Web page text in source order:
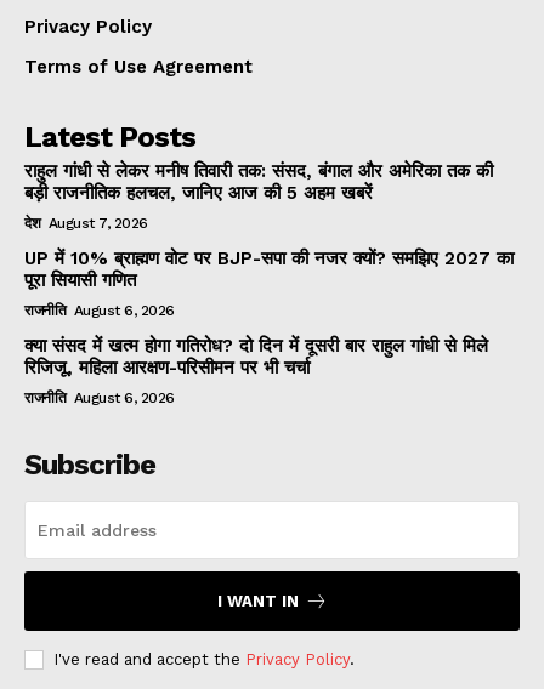
Privacy Policy
Terms of Use Agreement
Latest Posts
राहुल गांधी से लेकर मनीष तिवारी तक: संसद, बंगाल और अमेरिका तक की
बड़ी राजनीतिक हलचल, जानिए आज की 5 अहम खबरें
देश August 7, 2026
UP में 10% ब्राह्मण वोट पर BJP-सपा की नजर क्यों? समझिए 2027 का
पूरा सियासी गणित
राजनीति August 6, 2026
क्या संसद में खत्म होगा गतिरोध? दो दिन में दूसरी बार राहुल गांधी से मिले
रिजिजू, महिला आरक्षण-परिसीमन पर भी चर्चा
राजनीति August 6, 2026
Subscribe
I WANT IN
I've read and accept the Privacy Policy.